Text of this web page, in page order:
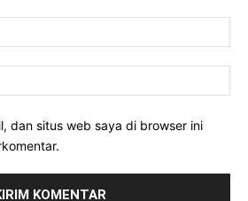
dan situs web saya di browser ini